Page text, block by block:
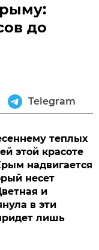
до
Telegram
теплых
этой красоте
надвигается
несет
и
в эти
лишь